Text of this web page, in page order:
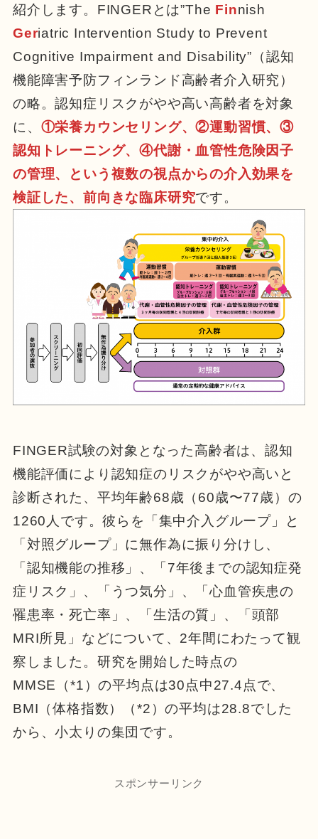
紹介します。FINGERとは”The Finnish
Geriatric Intervention Study to Prevent
Cognitive Impairment and Disability”（認知
機能障害予防フィンランド高齢者介入研究）
の略。認知症リスクがやや高い高齢者を対象
に、 ①栄養カウンセリング、②運動習慣、③
認知トレーニング、④代謝・血管性危険因子
の管理、という複数の視点からの介入効果を
検証した、前向きな臨床研究です。
FINGER試験の対象となった高齢者は、認知
機能評価により認知症のリスクがやや高いと
診断された、平均年齢68歳（60歳〜77歳）の
1260人です。彼らを「集中介入グループ」と
「対照グループ」に無作為に振り分けし、
「認知機能の推移」、「7年後までの認知症発
症リスク」、「うつ気分」、「心血管疾患の
罹患率・死亡率」、「生活の質」、「頭部
MRI所見」などについて、2年間にわたって観
察しました。研究を開始した時点の
MMSE
（*1）の平均点は30点中27.4点で、
BMI（体格指数）
（*2）の平均は28.8でした
から、小太りの集団です。
スポンサーリンク